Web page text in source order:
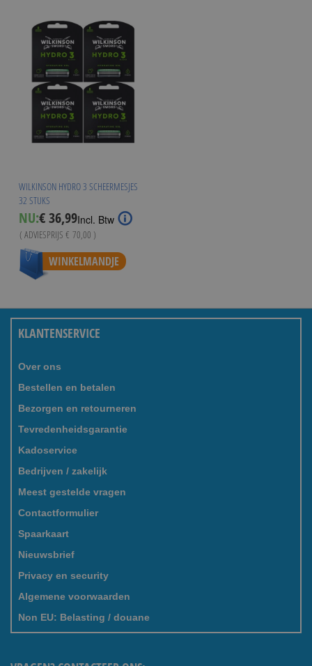
WILKINSON HYDRO 3 SCHEERMESJES
32 STUKS
NU:Special
Price
€ 36,99Incl. Btw
( ADVIESPRIJS € 70,00 )
WINKELMANDJE
KLANTENSERVICE
Over ons
Bestellen en betalen
Bezorgen en retourneren
Tevredenheidsgarantie
Kadoservice
Bedrijven / zakelijk
Meest gestelde vragen
Contactformulier
Spaarkaart
Nieuwsbrief
Privacy en security
Algemene voorwaarden
Non EU: Belasting / douane